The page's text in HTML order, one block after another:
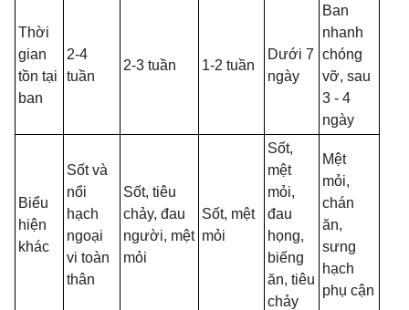
Thời
gian
tồn tại
ban
2-4
tuần
2-3 tuần 1-2 tuần
Dưới 7
ngày
Ban
nhanh
chóng
vỡ, sau
3 - 4
ngày
Biểu
hiện
khác
Sốt và
nổi
hạch
ngoại
vi toàn
thân
Sốt, tiêu
chảy, đau
người, mệt
mỏi
Sốt, mệt
mỏi
Sốt,
mệt
mỏi,
đau
họng,
biếng
ăn, tiêu
chảy
Mệt
mỏi,
chán
ăn,
sưng
hạch
phụ cận